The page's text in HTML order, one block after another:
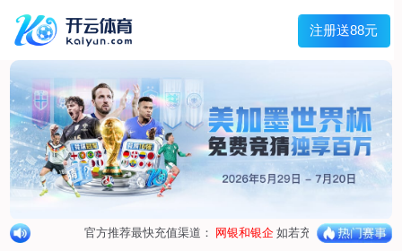
Menu
网站首页
关于我们
产品中心
荣誉资质
厂区设备
人才招聘
新闻中心
销售网点